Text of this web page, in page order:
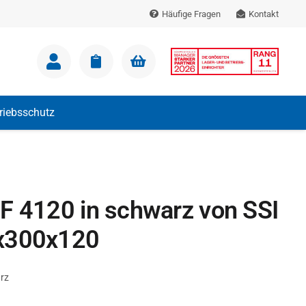
Häufige Fragen Kontakt
4120 in schwarz von SSI